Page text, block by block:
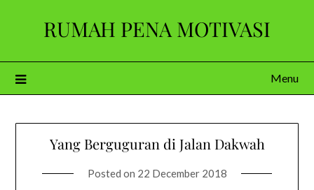
RUMAH PENA MOTIVASI
Menu
Yang Berguguran di Jalan Dakwah
Posted on 22 December 2018